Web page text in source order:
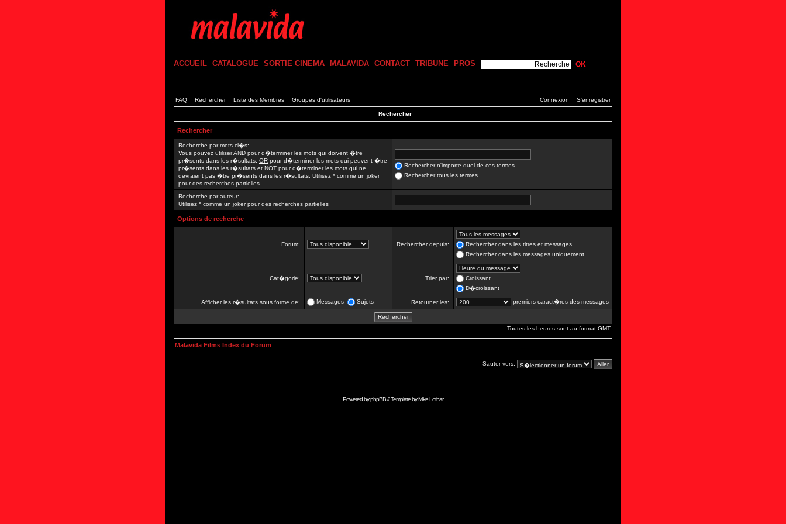
ACCUEIL CATALOGUE SORTIE CINEMA MALAVIDA CONTACT TRIBUNE PROS
FAQ Rechercher Liste des Membres Groupes d'utilisateurs Connexion S'enregistrer
Rechercher
Rechercher
Recherche par mots-cl�s:
Vous pouvez utiliserAND pour d�terminer les mots qui doivent �tre
pr�sents dans les r�sultats, OR pour d�terminer les mots qui peuvent �tre
pr�sents dans les r�sultats et NOT pour d�terminer les mots qui ne
devraient pas �tre pr�sents dans les r�sultats. Utilisez * comme un joker
pour des recherches partielles
Rechercher n'importe quel de ces termes
Rechercher tous les termes
Recherche par auteur:
Utilisez * comme un joker pour des recherches partielles
Options de recherche
Forum: Rechercher depuis:
Rechercher dans les titres et messages
Rechercher dans les messages uniquement
Cat�gorie: Trier par:
Croissant
D�croissant
Afficher les r�sultats sous forme de: Messages Sujets Retourner les: premiers caract�res des messages
Toutes les heures sont au format GMT
Malavida Films Index du Forum
Sauter vers:
Powered byphpBB// Template byMike Lothar